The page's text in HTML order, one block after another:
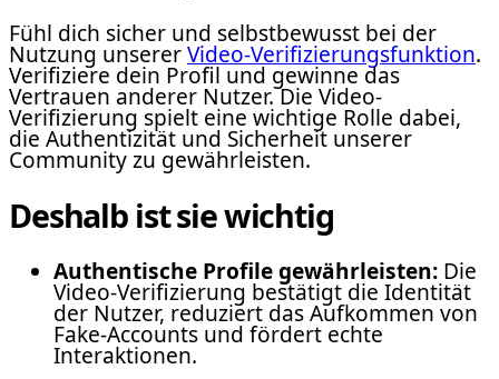
Fühl dich sicher und selbstbewusst bei der
Nutzung unsererVideo-Verifizierungsfunktion.
Verifiziere dein Profil und gewinne das
Vertrauen anderer Nutzer. Die Video-
Verifizierung spielt eine wichtige Rolle dabei,
die Authentizität und Sicherheit unserer
Community zu gewährleisten.
Deshalb ist sie wichtig
Authentische Profile gewährleisten: Die
Video-Verifizierung bestätigt die Identität
der Nutzer, reduziert das Aufkommen von
Fake-Accounts und fördert echte
Interaktionen.